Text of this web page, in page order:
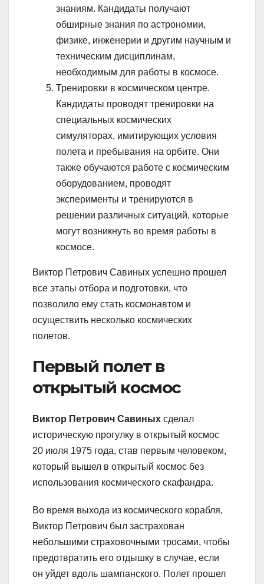
знаниям. Кандидаты получают
обширные знания по астрономии,
физике, инженерии и другим научным и
техническим дисциплинам,
необходимым для работы в космосе.
Тренировки в космическом центре.
Кандидаты проводят тренировки на
специальных космических
симуляторах, имитирующих условия
полета и пребывания на орбите. Они
также обучаются работе с космическим
оборудованием, проводят
эксперименты и тренируются в
решении различных ситуаций, которые
могут возникнуть во время работы в
космосе.
Виктор Петрович Савиных успешно прошел
все этапы отбора и подготовки, что
позволило ему стать космонавтом и
осуществить несколько космических
полетов.
Первый полет в
открытый космос
Виктор Петрович Савиных сделал
историческую прогулку в открытый космос
20 июля 1975 года, став первым человеком,
который вышел в открытый космос без
использования космического скафандра.
Во время выхода из космического корабля,
Виктор Петрович был застрахован
небольшими страховочными тросами, чтобы
предотвратить его отдышку в случае, если
он уйдет вдоль шампанского. Полет прошел